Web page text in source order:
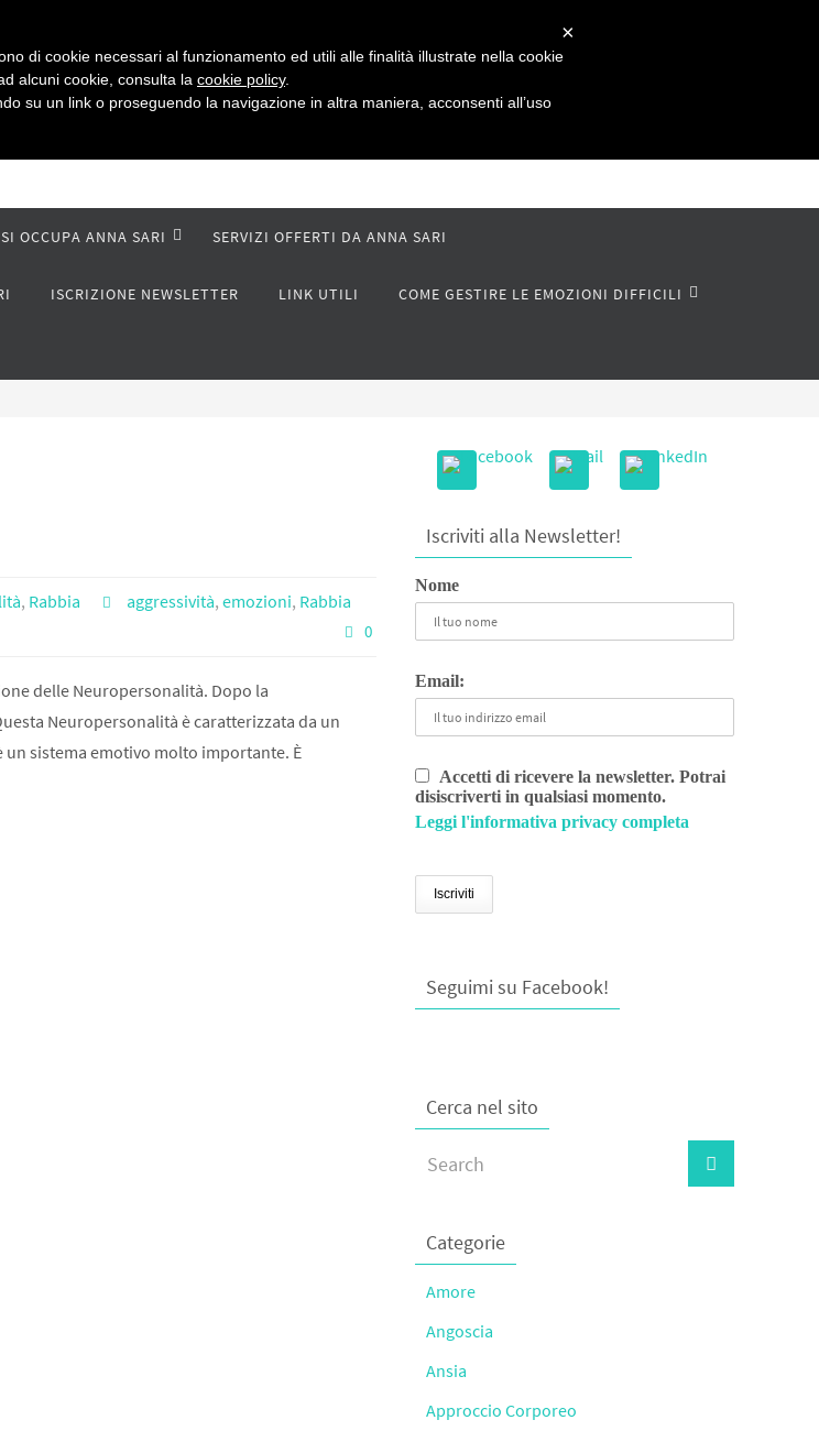
OCCUPA ANNA SARI SERVIZI OFFERTI DA ANNA SARI
ISCRIZIONE NEWSLETTER LINK UTILI COME GESTIRE LE EMOZIONI DIFFICILI
, Rabbia aggressività, emozioni, Rabbia
0
delle Neuropersonalità. Dopo la
Neuropersonalità è caratterizzata da un
sistema emotivo molto importante. È
Iscriviti alla Newsletter!
Nome
Email:
Accetti di ricevere la newsletter. Potrai
disiscriverti in qualsiasi momento.
Leggi l'informativa privacy completa
Seguimi su Facebook!
Cerca nel sito
Categorie
Amore
Angoscia
Ansia
Approccio Corporeo
×
di cookie necessari al funzionamento ed utili alle finalità illustrate nella cookie
alcuni cookie, consulta la cookie policy.
su un link o proseguendo la navigazione in altra maniera, acconsenti all’uso